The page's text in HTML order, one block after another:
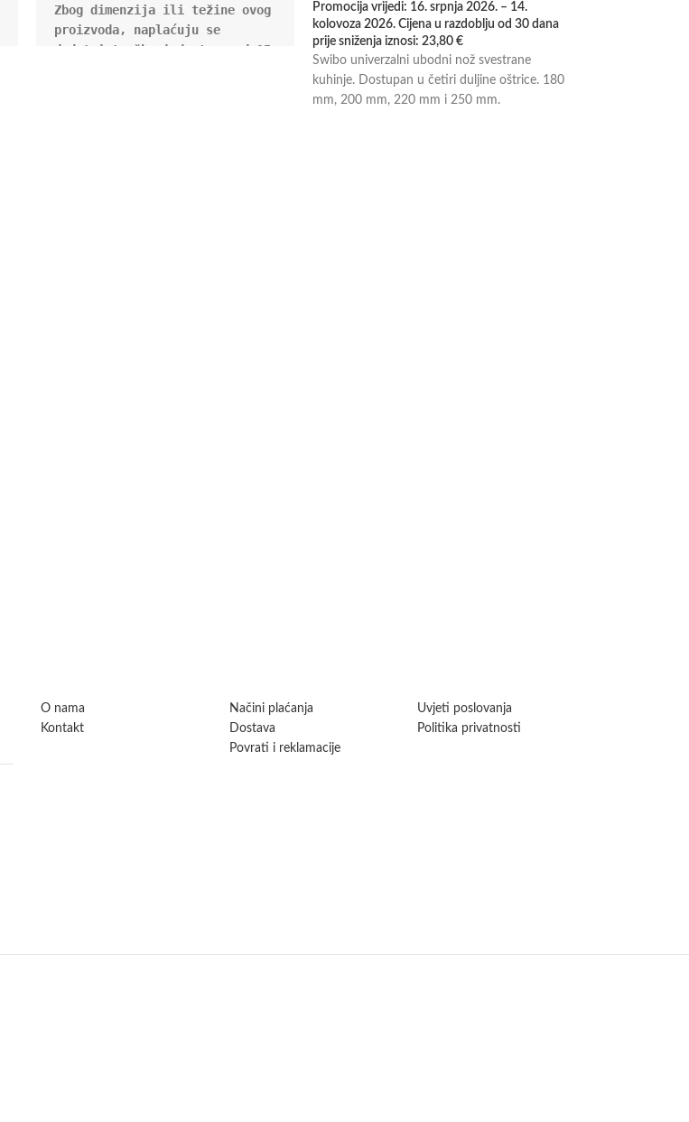
Zbog dimenzija ili težine ovog
proizvoda, naplaćuju se
dodatni troškovi dostave od 15
Promocija vrijedi: 16. srpnja 2026. – 14.
kolovoza 2026. Cijena u razdoblju od 30 dana
prije sniženja iznosi: 23,80 €
Swibo univerzalni ubodni nož svestrane
kuhinje. Dostupan u četiri duljine oštrice. 180
mm, 200 mm, 220 mm i 250 mm.
O nama
Kontakt
Načini plaćanja
Dostava
Povrati i reklamacije
Uvjeti poslovanja
Politika privatnosti